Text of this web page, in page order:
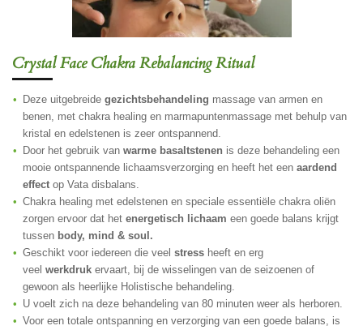
Crystal Face Chakra Rebalancing Ritual
Deze uitgebreide gezichtsbehandeling massage van armen en
benen, met chakra healing en marmapuntenmassage met behulp van
kristal en edelstenen is zeer ontspannend.
Door het gebruik van warme basaltstenen is deze behandeling een
mooie ontspannende lichaamsverzorging en heeft het een aardend
effect op Vata disbalans.
Chakra healing met edelstenen en speciale essentiële chakra oliën
zorgen ervoor dat het energetisch lichaam een goede balans krijgt
tussen body, mind & soul.
Geschikt voor iedereen die veel stress heeft en erg
veel werkdruk ervaart, bij de wisselingen van de seizoenen of
gewoon als heerlijke Holistische behandeling.
U voelt zich na deze behandeling van 80 minuten weer als herboren.
Voor een totale ontspanning en verzorging van een goede balans, is